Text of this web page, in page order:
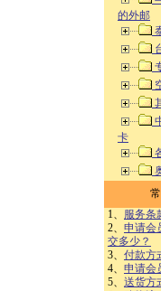
的外邮
卡
1、 服务条
2、 申请会
交多少？
3、 付款方
4、 申请会
5、 送货方